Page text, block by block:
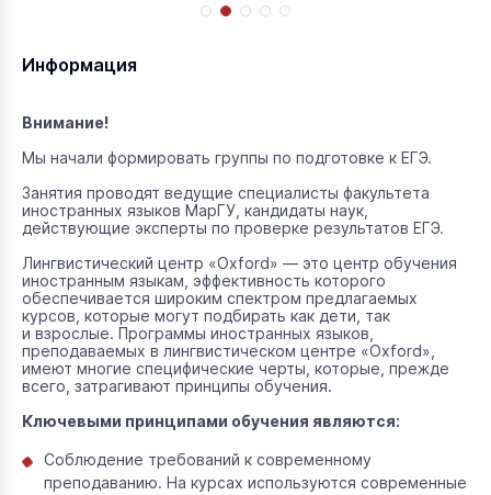
Информация
Внимание!
Мы начали формировать группы по подготовке к ЕГЭ.
Занятия проводят ведущие специалисты факультета
иностранных языков МарГУ, кандидаты наук,
действующие эксперты по проверке результатов ЕГЭ.
Лингвистический центр «Oxford» — это центр обучения
иностранным языкам, эффективность которого
обеспечивается широким спектром предлагаемых
курсов, которые могут подбирать как дети, так
и взрослые. Программы иностранных языков,
преподаваемых в лингвистическом центре «Oxford»,
имеют многие специфические черты, которые, прежде
всего, затрагивают принципы обучения.
Ключевыми принципами обучения являются:
Соблюдение требований к современному
преподаванию. На курсах используются современные